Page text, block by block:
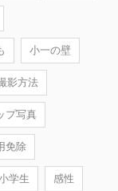
小一の壁
影方法
プ写真
免除
学生 感性